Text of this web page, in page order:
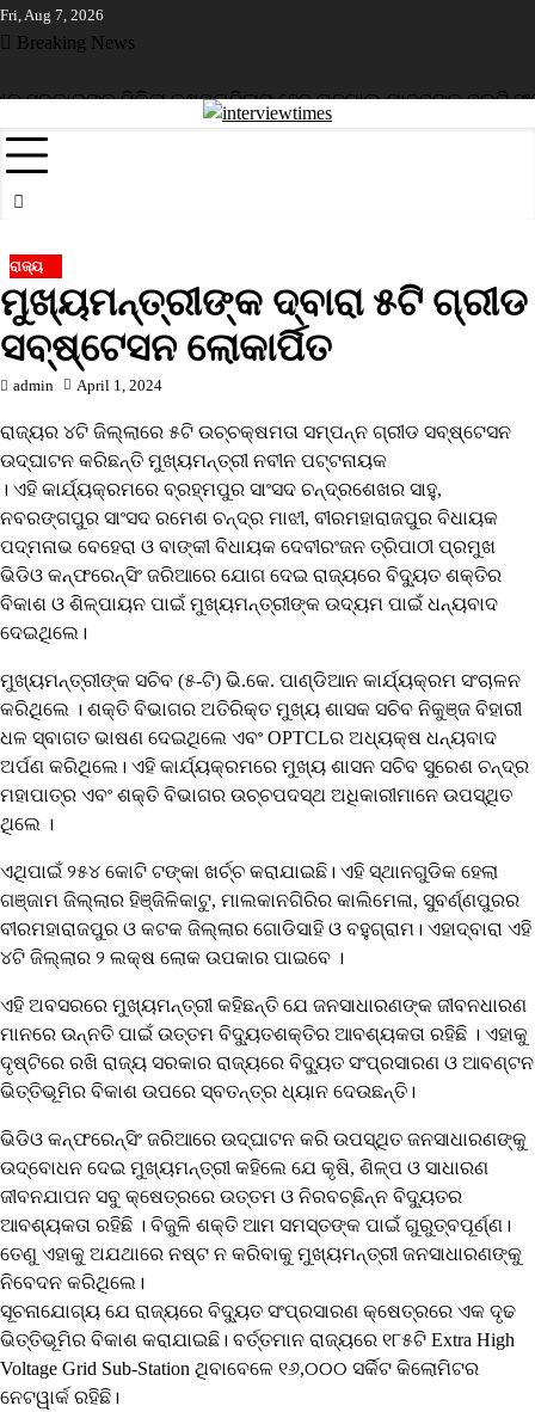
Skip
to
Fri, Aug 7, 2026
Breaking News
ମିଳିଲା କ୍ଷମତାନିଲାମ ହେବ ରାଜପାଲ ଯାଦବଙ୍କ ଦୁଇଟି
ରାଜ୍ୟ
ମୁଖ୍ୟମନ୍ତ୍ରୀଙ୍କ ଦ୍ବାରା ୫ଟି ଗ୍ରୀଡ
ସବ୍‌ଷ୍ଟେସନ ଲୋକାର୍ପିତ
admin April 1, 2024
ରାଜ୍ୟର ୪ଟି ଜିଲ୍ଲାରେ ୫ଟି ଉଚ୍ଚକ୍ଷମତା ସମ୍ପନ୍ନ ଗ୍ରୀଡ ସବ୍‌ଷ୍ଟେସନ
ଉଦ୍‌ଘାଟନ କରିଛନ୍ତି ମୁଖ୍ୟମନ୍ତ୍ରୀ ନବୀନ ପଟ୍ଟନାୟକ
। ଏହି କାର୍ଯ୍ୟକ୍ରମରେ ବ୍ରହ୍ମପୁର ସାଂସଦ ଚନ୍ଦ୍ରଶେଖର ସାହୁ,
ନବରଙ୍ଗପୁର ସାଂସଦ ରମେଶ ଚନ୍ଦ୍ର ମାଝୀ, ବୀରମହାରାଜପୁର ବିଧାୟକ
ପଦ୍ମନାଭ ବେହେରା ଓ ବାଙ୍କୀ ବିଧାୟକ ଦେବୀରଂଜନ ତ୍ରିପାଠୀ ପ୍ରମୁଖ
ଭିଡିଓ କନ୍‌ଫରେନ୍‌ସିଂ ଜରିଆରେ ଯୋଗ ଦେଇ ରାଜ୍ୟରେ ବିଦ୍ୟୁତ ଶକ୍ତିର
ବିକାଶ ଓ ଶିଳ୍ପାୟନ ପାଇଁ ମୁଖ୍ୟମନ୍ତ୍ରୀଙ୍କ ଉଦ୍ୟମ ପାଇଁ ଧନ୍ୟବାଦ
ଦେଇଥିଲେ।
ମୁଖ୍ୟମନ୍ତ୍ରୀଙ୍କ ସଚିବ (୫-ଟି) ଭି.କେ. ପାଣ୍ଡିଆନ କାର୍ଯ୍ୟକ୍ରମ ସଂଚାଳନ
କରିଥିଲେ । ଶକ୍ତି ବିଭାଗର ଅତିରିକ୍ତ ମୁଖ୍ୟ ଶାସକ ସଚିବ ନିକୁଞ୍ଜ ବିହାରୀ
ଧଳ ସ୍ବାଗତ ଭାଷଣ ଦେଇଥିଲେ ଏବଂ OPTCLର ଅଧ୍ୟକ୍ଷ ଧନ୍ୟବାଦ
ଅର୍ପଣ କରିଥିଲେ। ଏହି କାର୍ଯ୍ୟକ୍ରମରେ ମୁଖ୍ୟ ଶାସନ ସଚିବ ସୁରେଶ ଚନ୍ଦ୍ର
ମହାପାତ୍ର ଏବଂ ଶକ୍ତି ବିଭାଗର ଉଚ୍ଚପଦସ୍ଥ ଅଧିକାରୀମାନେ ଉପସ୍ଥିତ
ଥିଲେ ।
ଏଥିପାଇଁ ୨୫୪ କୋଟି ଟଙ୍କା ଖର୍ଚ୍ଚ କରାଯାଇଛି। ଏହି ସ୍ଥାନଗୁଡିକ ହେଲା
ଗଞ୍ଜାମ ଜିଲ୍ଲାର ହିଞ୍ଜିଳିକାଟୁ, ମାଲକାନଗିରିର କାଲିମେଳା, ସୁବର୍ଣ୍ଣପୁରର
ବୀରମହାରାଜପୁର ଓ କଟକ ଜିଲ୍ଲାର ଗୋଡିସାହି ଓ ବହୁଗ୍ରାମ। ଏହାଦ୍ବାରା ଏହି
୪ଟି ଜିଲ୍ଲାର ୨ ଲକ୍ଷ ଲୋକ ଉପକାର ପାଇବେ ।
ଏହି ଅବସରରେ ମୁଖ୍ୟମନ୍ତ୍ରୀ କହିଛନ୍ତି ଯେ ଜନସାଧାରଣଙ୍କ ଜୀବନଧାରଣ
ମାନରେ ଉନ୍ନତି ପାଇଁ ଉତ୍ତମ ବିଦ୍ୟୁତଶକ୍ତିର ଆବଶ୍ୟକତା ରହିଛି । ଏହାକୁ
ଦୃଷ୍ଟିରେ ରଖି ରାଜ୍ୟ ସରକାର ରାଜ୍ୟରେ ବିଦ୍ୟୁତ ସଂପ୍ରସାରଣ ଓ ଆବଣ୍ଟନ
ଭିତ୍ତିଭୂମିର ବିକାଶ ଉପରେ ସ୍ବତନ୍ତ୍ର ଧ୍ୟାନ ଦେଉଛନ୍ତି।
ଭିଡିଓ କନ୍‌ଫରେନ୍‌ସିଂ ଜରିଆରେ ଉଦ୍‌ଘାଟନ କରି ଉପସ୍ଥିତ ଜନସାଧାରଣଙ୍କୁ
ଉଦ୍‌ବୋଧନ ଦେଇ ମୁଖ୍ୟମନ୍ତ୍ରୀ କହିଲେ ଯେ କୃଷି, ଶିଳ୍ପ ଓ ସାଧାରଣ
ଜୀବନଯାପନ ସବୁ କ୍ଷେତ୍ରରେ ଉତ୍ତମ ଓ ନିରବଚ୍ଛିନ୍ନ ବିଦ୍ୟୁତର
ଆବଶ୍ୟକତା ରହିଛି । ବିଜୁଳି ଶକ୍ତି ଆମ ସମସ୍ତଙ୍କ ପାଇଁ ଗୁରୁତ୍ବପୂର୍ଣ୍ଣ।
ତେଣୁ ଏହାକୁ ଅଯଥାରେ ନଷ୍ଟ ନ କରିବାକୁ ମୁଖ୍ୟମନ୍ତ୍ରୀ ଜନସାଧାରଣଙ୍କୁ
ନିବେଦନ କରିଥିଲେ।
ସୂଚନାଯୋଗ୍ୟ ଯେ ରାଜ୍ୟରେ ବିଦ୍ୟୁତ ସଂପ୍ରସାରଣ କ୍ଷେତ୍ରରେ ଏକ ଦୃଢ
ଭିତ୍ତିଭୂମିର ବିକାଶ କରାଯାଇଛି। ବର୍ତ୍ତମାନ ରାଜ୍ୟରେ ୧୮୫ଟି Extra High
Voltage Grid Sub-Station ଥିବାବେଳେ ୧୬,୦୦୦ ସର୍କିଟ କିଲୋମିଟର
ନେଟୱାର୍କ ରହିଛି।